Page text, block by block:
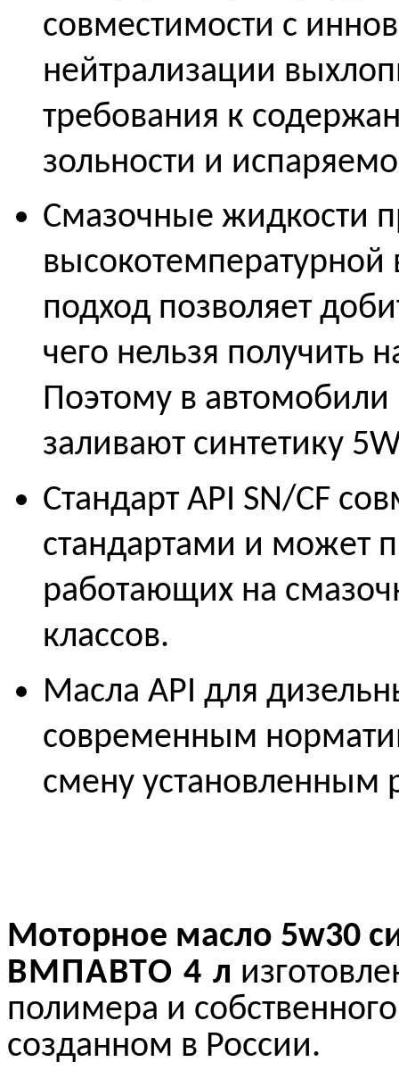
совместимости с
нейтрализации
требования к
зольности и
Смазочные жидкости
высокотемпературной
подход позволяет
чего нельзя получить
Поэтому в автомобили
заливают синтетику
Стандарт API SN/CF
стандартами и может
работающих на
классов.
Масла API для
современным
смену установленным
Моторное масло 5w30
ВМПАВТО 4 л
полимера и
созданном в России.